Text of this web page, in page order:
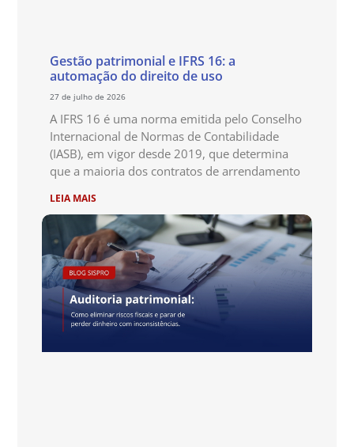
Gestão patrimonial e IFRS 16: a
automação do direito de uso
27 de julho de 2026
A IFRS 16 é uma norma emitida pelo Conselho
Internacional de Normas de Contabilidade
(IASB), em vigor desde 2019, que determina
que a maioria dos contratos de arrendamento
LEIA MAIS